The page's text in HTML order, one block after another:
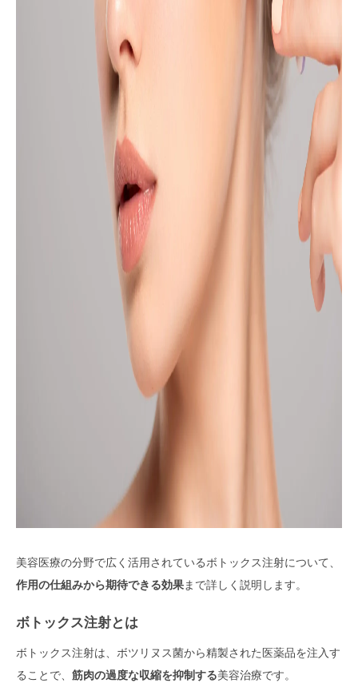
美容医療の分野で広く活用されているボトックス注射について、
作用の仕組みから期待できる効果まで詳しく説明します。
ボトックス注射とは
ボトックス注射は、ボツリヌス菌から精製された医薬品を注入す
ることで、 筋肉の過度な収縮を抑制する美容治療です。